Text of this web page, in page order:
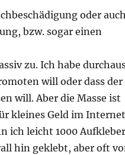
oder
bzw. sogar einen
zu. Ich habe
will oder dass der
will. Aber die Masse ist
kleines Geld im Internet
ich leicht 1000 Aufkleber
hin geklebt, aber oft